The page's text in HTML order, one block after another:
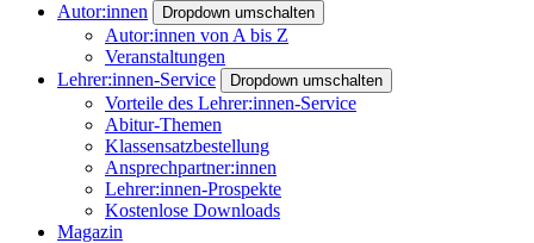
Autor:innen
Dropdown umschalten
Autor:innen von A bis Z
Veranstaltungen
Lehrer:innen-Service
Dropdown umschalten
Vorteile des Lehrer:innen-Service
Abitur-Themen
Klassensatzbestellung
Ansprechpartner:innen
Lehrer:innen-Prospekte
Kostenlose Downloads
Magazin